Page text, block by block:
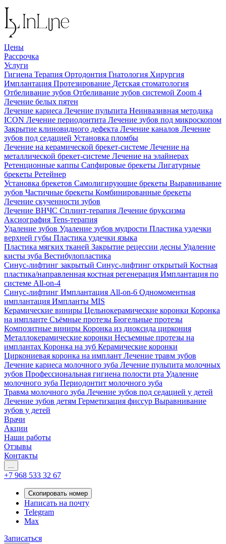
Цены
Рассрочка
Услуги
Гигиена Терапия Ортодонтия Гнатология Хирургия
Имплантация Протезирование Детская стоматология
Отбеливание зубов Отбеливание зубов системой Zoom 4
Лечение белых пятен
Лечение кариеса Лечение пульпита Неинвазивная методика
ICON Лечение периодонтита Лечение зубов под микроскопом
Закрытие клиновидного дефекта Лечение каналов Лечение
зубов под седацией Установка пломбы
Лечение на керамической брекет-системе Лечение на
металлической брекет-системе Лечение на элайнерах
Ретенционные каппы Сапфировые брекеты Лигатурные
брекеты Ретейнер
Установка брекетов Самолигирующие брекеты Выравнивание
зубов Частичные брекеты Комбинированные брекеты
Лечение скученности зубов
Лечение ВНЧС Сплинт-терапия Лечение бруксизма
Аксиография Tens-терапия
Удаление зубов Удаление зубов мудрости Пластика уздечки
верхней губы Пластика уздечки языка
Пластика мягких тканей Закрытие рецессии десны Удаление
кисты зуба Вестибулопластика
Синус-лифтинг закрытый Синус-лифтинг открытый Костная
пластика/направленная костная регенерация Имплантация по
системе All-on-4
Синус-лифтинг Имплантация All-on-6 Одномоментная
имплантация Импланты MIS
Керамические виниры Цельнокерамические коронки Коронка
на импланте Съёмные протезы Бюгельные протезы
Композитные виниры Коронка из диоксида циркония
Металлокерамические коронки Несъемные протезы на
имплантах Коронка на зуб Керамические коронки
Циркониевая коронка на имплант Лечение травм зубов
Лечение кариеса молочного зуба Лечение пульпита молочных
зубов Профессиональная гигиена полости рта Удаление
молочного зуба Периодонтит молочного зуба
Травма молочного зуба Лечение зубов под седацией у детей
Лечение зубов детям Герметизация фиссур Выравнивание
зубов у детей
Врачи
Акции
Наши работы
Отзывы
Контакты
...
+7 968 533 32 67
Скопировать номер
Написать на почту
Telegram
Max
Записаться